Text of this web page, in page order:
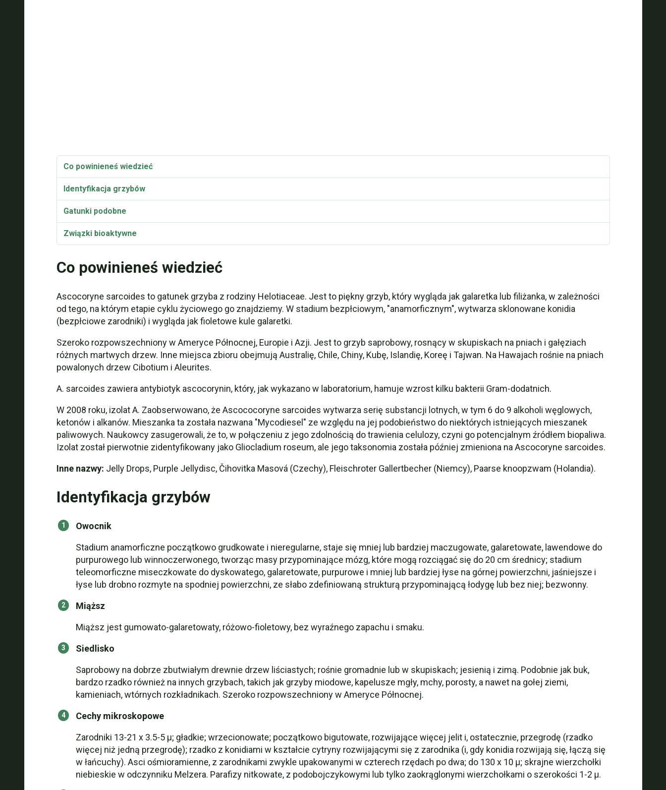
Co powinieneś wiedzieć
Identyfikacja grzybów
Gatunki podobne
Związki bioaktywne
Synonimy i odmiany
Ascocoryne sarcoides Video
Co powinieneś wiedzieć
Ascocoryne sarcoides to gatunek grzyba z rodziny Helotiaceae. Jest to piękny grzyb, który wygląda jak galaretka lub filiżanka, w zależności
od tego, na którym etapie cyklu życiowego go znajdziemy. W stadium bezpłciowym, "anamorficznym", wytwarza sklonowane konidia
(bezpłciowe zarodniki) i wygląda jak fioletowe kule galaretki.
Szeroko rozpowszechniony w Ameryce Północnej, Europie i Azji. Jest to grzyb saprobowy, rosnący w skupiskach na pniach i gałęziach
różnych martwych drzew. Inne miejsca zbioru obejmują Australię, Chile, Chiny, Kubę, Islandię, Koreę i Tajwan. Na Hawajach rośnie na pniach
powalonych drzew Cibotium i Aleurites.
A. sarcoides zawiera antybiotyk ascocorynin, który, jak wykazano w laboratorium, hamuje wzrost kilku bakterii Gram-dodatnich.
W 2008 roku, izolat A. Zaobserwowano, że Ascococoryne sarcoides wytwarza serię substancji lotnych, w tym 6 do 9 alkoholi węglowych,
ketonów i alkanów. Mieszanka ta została nazwana "Mycodiesel" ze względu na jej podobieństwo do niektórych istniejących mieszanek
paliwowych. Naukowcy zasugerowali, że to, w połączeniu z jego zdolnością do trawienia celulozy, czyni go potencjalnym źródłem biopaliwa.
Izolat został pierwotnie zidentyfikowany jako Gliocladium roseum, ale jego taksonomia została później zmieniona na Ascocoryne sarcoides.
Inne nazwy: Jelly Drops, Purple Jellydisc, Čihovitka Masová (Czechy), Fleischroter Gallertbecher (Niemcy), Paarse knoopzwam (Holandia).
Identyfikacja grzybów
Owocnik
Stadium anamorficzne początkowo grudkowate i nieregularne, staje się mniej lub bardziej maczugowate, galaretowate, lawendowe do
purpurowego lub winnoczerwonego, tworząc masy przypominające mózg, które mogą rozciągać się do 20 cm średnicy; stadium
teleomorficzne miseczkowate do dyskowatego, galaretowate, purpurowe i mniej lub bardziej łyse na górnej powierzchni, jaśniejsze i
łyse lub drobno rozmyte na spodniej powierzchni, ze słabo zdefiniowaną strukturą przypominającą łodygę lub bez niej; bezwonny.
Miąższ
Miąższ jest gumowato-galaretowaty, różowo-fioletowy, bez wyraźnego zapachu i smaku.
Siedlisko
Saprobowy na dobrze zbutwiałym drewnie drzew liściastych; rośnie gromadnie lub w skupiskach; jesienią i zimą. Podobnie jak buk,
bardzo rzadko również na innych grzybach, takich jak grzyby miodowe, kapelusze mgły, mchy, porosty, a nawet na gołej ziemi,
kamieniach, wtórnych rozkładnikach. Szeroko rozpowszechniony w Ameryce Północnej.
Cechy mikroskopowe
Zarodniki 13-21 x 3.5-5 µ; gładkie; wrzecionowate; początkowo bigutowate, rozwijające więcej jelit i, ostatecznie, przegrodę (rzadko
więcej niż jedną przegrodę); rzadko z konidiami w kształcie cytryny rozwijającymi się z zarodnika (i, gdy konidia rozwijają się, łączą się
w łańcuchy). Asci ośmioramienne, z zarodnikami zwykle upakowanymi w czterech rzędach po dwa; do 130 x 10 µ; skrajne wierzchołki
niebieskie w odczynniku Melzera. Parafizy nitkowate, z podobojczykowymi lub tylko zaokrąglonymi wierzchołkami o szerokości 1-2 µ.